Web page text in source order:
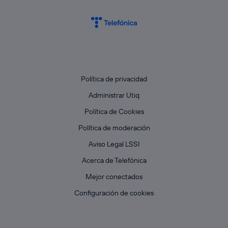
Política de privacidad
Administrar Utiq
Política de Cookies
Política de moderación
Aviso Legal LSSI
Acerca de Telefónica
Mejor conectados
Configuración de cookies